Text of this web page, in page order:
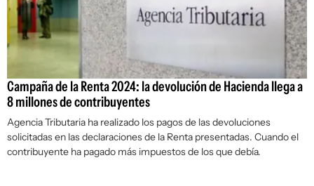
Campaña de la Renta 2024: la devolución de Hacienda llega a
8 millones de contribuyentes
Agencia Tributaria ha realizado los pagos de las devoluciones
solicitadas en las declaraciones de la Renta presentadas. Cuando el
contribuyente ha pagado más impuestos de los que debía.